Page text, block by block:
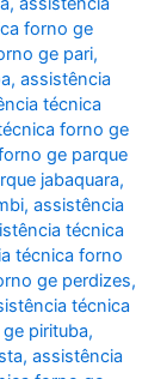
forno ge
ge pari,
,assistência
técnica
forno ge
ge parque
jabaquara,
,assistência
técnica
técnica forno
ge perdizes,
técnica
pirituba,
,assistência